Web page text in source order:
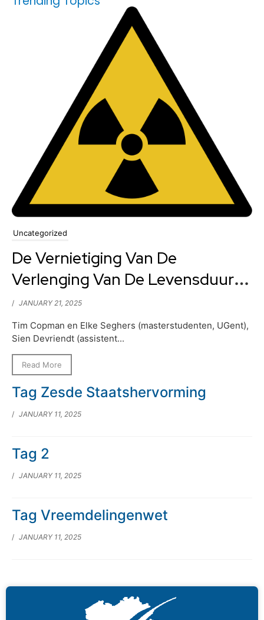
Uncategorized
De Vernietiging Van De
Verlenging Van De Levensduur
Van Doel 1 En 2 Het Gebruik Van
Handhavingsmaatregelen Door
Het Grondwettelijk Hof
Vergeleken Met De Raad Van
State
/ JANUARY 21, 2025
Tim Copman en Elke Seghers (masterstudenten, UGent),
Sien Devriendt (assistent...
Read More
Tag Zesde Staatshervorming
/ JANUARY 11, 2025
Tag 2
/ JANUARY 11, 2025
Tag Vreemdelingenwet
/ JANUARY 11, 2025